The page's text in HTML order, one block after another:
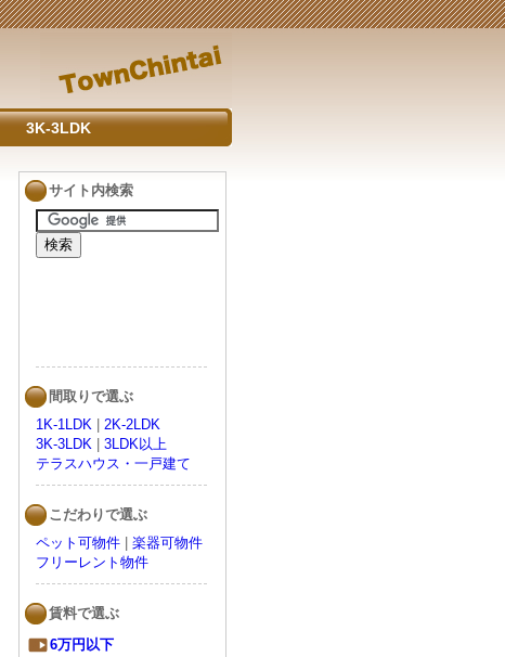
3K-3LDK
サイト内検索
間取りで選ぶ
1K-1LDK
2K-2LDK
3K-3LDK
3LDK以上
テラスハウス・一戸建て
こだわりで選ぶ
ペット可物件
楽器可物件
フリーレント物件
賃料で選ぶ
6万円以下